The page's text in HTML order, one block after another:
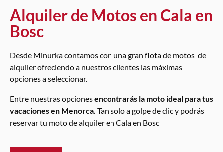
Alquiler de Motos en Cala en
Bosc
Desde Minurka contamos con una gran flota de motos de
alquiler ofreciendo a nuestros clientes las máximas
opciones a seleccionar.
Entre nuestras opcionesencontrarás la moto ideal para tus
vacaciones en Menorca. Tan solo a golpe de clic y podrás
reservar tu moto de alquiler en Cala en Bosc